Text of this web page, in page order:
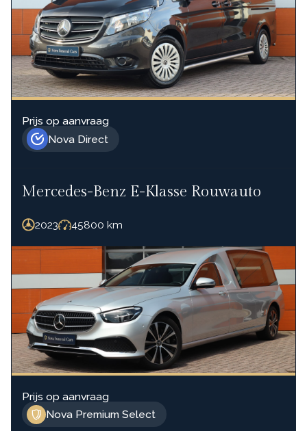
Nova Direct
Prijs op aanvraag
Mercedes-Benz E-Klasse Rouwauto
2023 45800 km
Nova Premium Select
Prijs op aanvraag